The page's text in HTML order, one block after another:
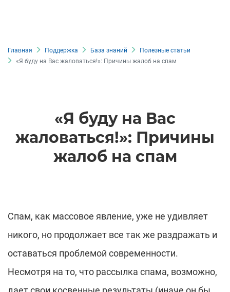
Главная Поддержка База знаний
Полезные статьи
«Я буду на Вас жаловаться!»: Причины жалоб на спам
«Я буду на Вас
жаловаться!»: Причины
жалоб на спам
Спам, как массовое явление, уже не удивляет
никого, но продолжает все так же раздражать и
оставаться проблемой современности.
Несмотря на то, что рассылка спама, возможно,